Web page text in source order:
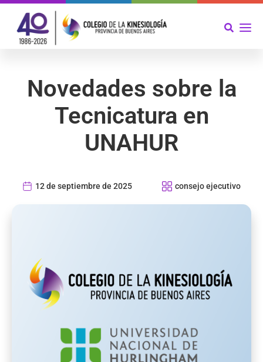
Novedades sobre la
Tecnicatura en
UNAHUR
12 de septiembre de 2025 consejo ejecutivo